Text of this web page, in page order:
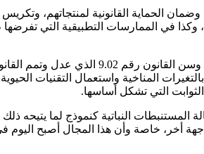
الحماية القانونية لمنتجاتهم، وتكريس
وكذا في الممارسات التطبيقية التي
المناخية واستعمال التقنيات الحيوية
التي تشكل أساسها.
المستنبطات النباتية كنموذج لما
جهة أخر، خاصة وأن هذا المجال أصبح